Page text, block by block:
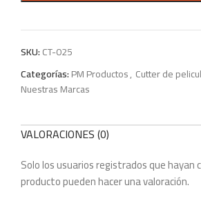
SKU:CT-025
Categorías:PM Productos, Cutter de
Nuestras Marcas
VALORACIONES (0)
Solo los usuarios registrados que hayan
producto pueden hacer una valoración.